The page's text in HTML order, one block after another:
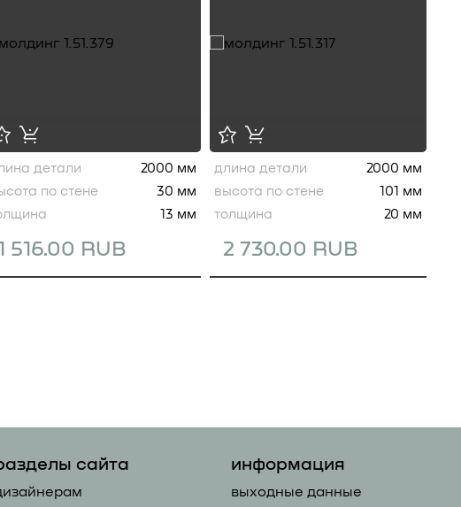
516.00 RUB
детали
2000 мм
по стене
30 мм
13 мм
2 730.00 RUB
длина детали
2000 мм
высота по стене
101 мм
толщина
20 мм
сайта информация
выходные данные